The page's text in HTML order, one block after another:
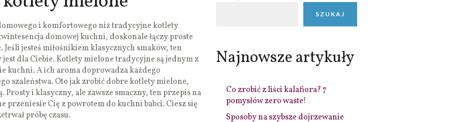
i komfortowego niż tradycyjne kotlety
domowej kuchni, doskonale łączy proste
Jeśli jesteś miłośnikiem klasycznych smaków, ten
dla Ciebie. Kotlety mielone tradycyjne są jednym z
kuchni. A ich aroma doprowadza każdego
szaleństwa. Oto jak zrobić dobre kotlety mielone,
Prosty i klasyczny, ale zawsze smaczny, ten przepis na
przeniesie Cię z powrotem do kuchni babci. Ciesz się
próbę czasu.
SZUKAJ
Najnowsze artykuły
Co zrobić z liści kalafiora? 7
pomysłów zero waste!
Sposoby na szybsze dojrzewanie